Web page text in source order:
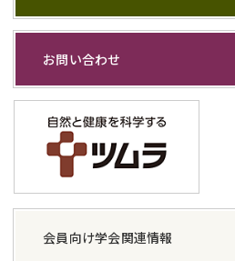
お問い合わせ
会員向け学会関連情報